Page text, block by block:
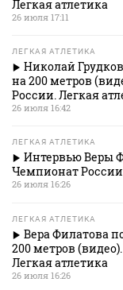
Легкая атлетика
26 июля 17:11
ЛЕГКАЯ АТЛЕТИКА
Николай
на 200 метров
России. Легкая
26 июля 16:42
ЛЕГКАЯ АТЛЕТИКА
Интервью Веры
Чемпионат
26 июля 16:26
ЛЕГКАЯ АТЛЕТИКА
Вера Филатова
200 метров
Легкая атлетика
26 июля 16:26